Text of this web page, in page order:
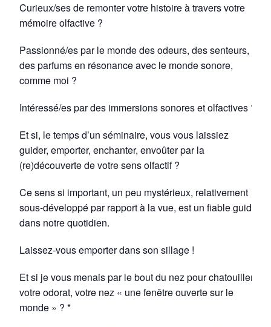
Curieux/ses de remonter votre histoire à travers votre
mémoire olfactive ?
Passionné/es par le monde des odeurs, des senteurs,
des parfums en résonance avec le monde sonore,
comme moi ?
Intéressé/es par des immersions sonores et olfactives ?
Et si, le temps d’un séminaire, vous vous laissiez
guider, emporter, enchanter, envoûter par la
(re)découverte de votre sens olfactif ?
Ce sens si important, un peu mystérieux, relativement
sous-développé par rapport à la vue, est un fiable guide
dans notre quotidien.
Laissez-vous emporter dans son sillage !
Et si je vous menais par le bout du nez pour chatouiller
votre odorat, votre nez « une fenêtre ouverte sur le
monde » ? *